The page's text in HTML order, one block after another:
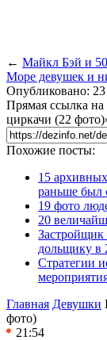
← Майкл Бэй и
Море девушек и
Опубликовано: 23
Прямая ссылка на
циркачи (22
Похожие посты:
15
раньше был
19 фото
20
Застройщик
дольщику в
Стратегии
Главная Девушки
фото)
21:54